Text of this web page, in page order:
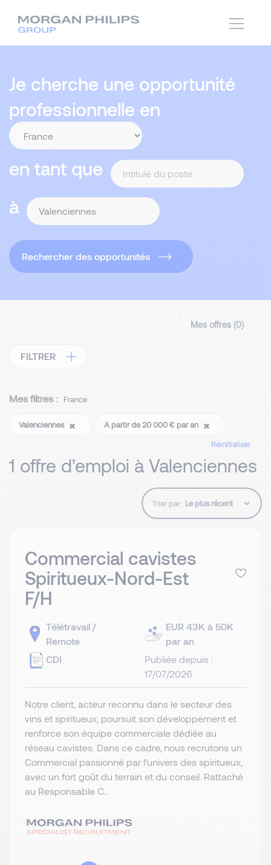
Je cherche une opportunité
professionnelle en
en tant que
à
Rechercher des opportunités
Mes offres (0)
FILTRER
Mes filtres : France
Valenciennes
A partir de 20 000 € par an
Réinitialiser
1 offre d'emploi à Valenciennes
Trier par :
Commercial cavistes
Spiritueux-Nord-Est
F/H
Télétravail /
Remote
CDI
EUR 43K à 50K
par an
Publiée depuis :
17/07/2026
Notre client, acteur reconnu dans le secteur des
vins et spiritueux, poursuit son développement et
renforce son équipe commerciale dédiée au
réseau cavistes. Dans ce cadre, nous recrutons un
Commercial passionné par l’univers des spiritueux,
avec un fort goût du terrain et du conseil. Rattaché
au Responsable C...